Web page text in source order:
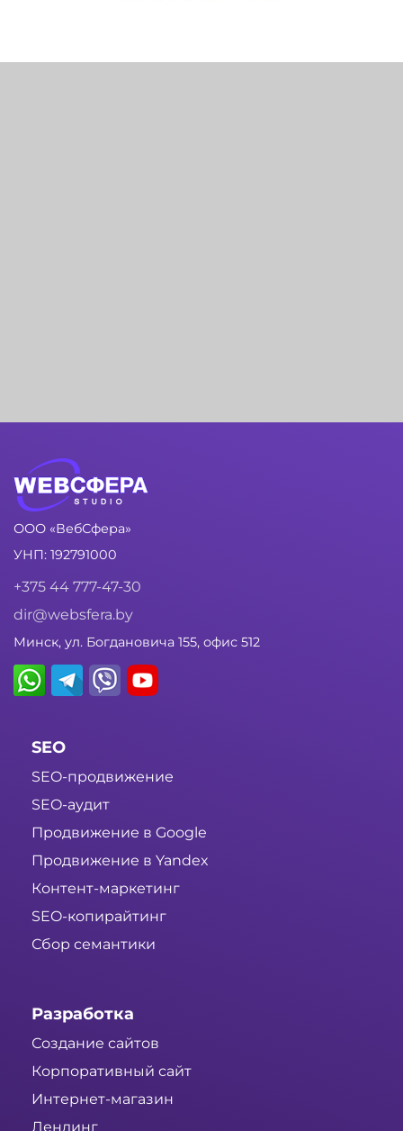
ООО «ВебСфера»
УНП: 192791000
+375 44 777-47-30
dir@websfera.by
Минск, ул. Богдановича 155, офис 512
SEO
SEO-продвижение
SEO-аудит
Продвижение в Google
Продвижение в Yandex
Контент-маркетинг
SEO-копирайтинг
Сбор семантики
Разработка
Создание сайтов
Корпоративный сайт
Интернет-магазин
Лендинг